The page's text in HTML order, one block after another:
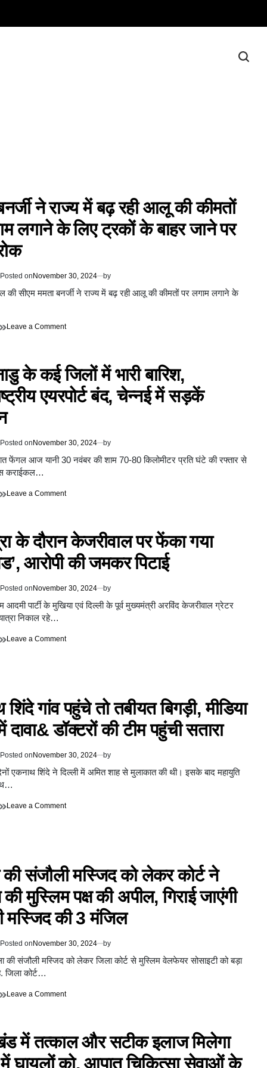
ने राज्य में बढ़ रही आलू की कीमतों
लगाने के लिए ट्रकों के बाहर जाने पर
Posted on November 30, 2024 by
की सीएम ममता बनर्जी ने राज्य में बढ़ रही आलू की कीमतों पर लगाम लगाने के
Leave a Commenton
राज्य
में
बढ़
रही
पर
लगाम
लगाने
ट्रकों
जाने
पर
लगाई
रोक
के कई जिलों में भारी बारिश,
एयरपोर्ट बंद, चेन्नई में सड़कें
Posted on November 30, 2024 by
फेंगल आज यानी 30 नवंबर की शाम 70-80 किलोमीटर प्रति घंटे की रफ्तार से
कराईकल…
Leave a Commenton
जिलों
में
भारी
बारिश,
एयरपोर्ट
चेन्नई
जलमग्न
के दौरान केजरीवाल पर फेंका गया
आरोपी की जमकर पिटाई
Posted on November 30, 2024 by
आदमी पार्टी के मुखिया एवं दिल्ली के पूर्व मुख्यमंत्री अरविंद केजरीवाल ग्रेटर
निकाल रहे…
Leave a Commenton
फेंका
गया
‘लिक्विड’,
आरोपी
जमकर
पिटाई
गांव पहुंचे तो तबीयत बिगड़ी, मीडिया
में दावा& डॉक्टरों की टीम पहुंची सतारा
Posted on November 30, 2024 by
एकनाथ शिंदे ने दिल्ली में अमित शाह से मुलाकात की थी। इसके बाद महायुति
Leave a Commenton
तबीयत
बिगड़ी,
मीडिया
रिपोर्ट
में
दावा&
की
टीम
पहुंची
की संजौली मस्जिद को लेकर कोर्ट ने
मुस्लिम पक्ष की अपील, गिराई जाएंगी
मस्जिद की 3 मंजिल
Posted on November 30, 2024 by
की संजौली मस्जिद को लेकर जिला कोर्ट से मुस्लिम वेलफेयर सोसाइटी को बड़ा
जिला कोर्ट…
Leave a Commenton
मस्जिद
को
लेकर
में तत्काल और सटीक इलाज मिलेगा
में घायलों को, आपात चिकित्सा सेवाओं के